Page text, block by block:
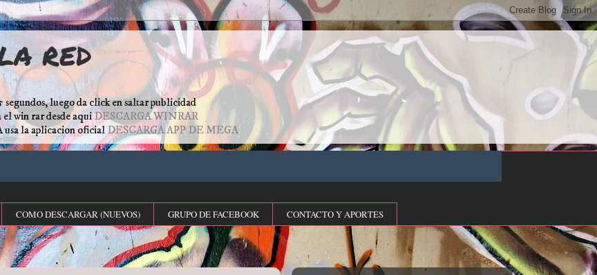
RED
segundos, luego da click en saltar publicidad
el win rar desde aquiDESCARGA WINRAR
usa la aplicacion oficial DESCARGA APP DE MEGA
COMO DESCARGAR (NUEVOS) GRUPO DE FACEBOOK CONTACTO Y APORTES